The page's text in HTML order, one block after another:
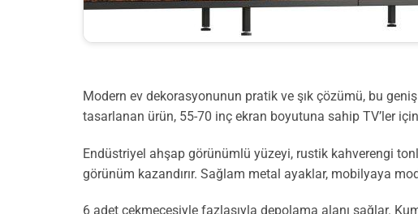
Modern ev dekorasyonunun pratik ve şık çözümü, bu
tasarlanan ürün, 55-70 inç ekran boyutuna sahip TV’ler
Endüstriyel ahşap görünümlü yüzeyi, rustik kahverengi
görünüm kazandırır. Sağlam metal ayaklar, mobilyaya
6 adet çekmecesiyle fazlasıyla depolama alanı sağlar.